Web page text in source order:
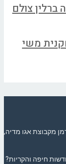
למקה ברלין צולם
משי
מקבוצת אגו מדיה,
חיפה והקריות?